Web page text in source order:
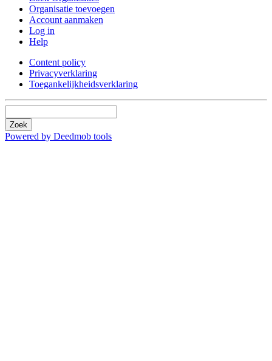
Organisatie toevoegen
Account aanmaken
Log in
Help
Content policy
Privacyverklaring
Toegankelijkheidsverklaring
Zoek
Powered by Deedmob tools